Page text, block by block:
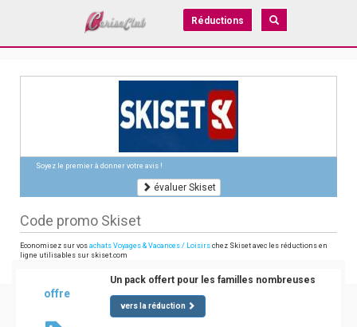
Réductions
Soyez le premier à donner votre avis !
évaluer Skiset
Code promo Skiset
Economisez sur vos achats Voyages & Vacances / Loisirs chez Skiset avec les réductions en
ligne utilisables sur skiset.com
offre
Un pack offert pour les familles nombreuses
vers la réduction